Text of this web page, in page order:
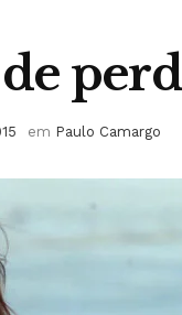
em Paulo Camargo